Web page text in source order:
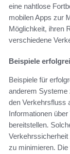
eine nahtlose
mobilen Apps zur
Möglichkeit, ihren
verschiedene
Beispiele
Beispiele für
anderem Systeme
den Verkehrsfluss
Informationen
bereitstellen.
zu minimieren.